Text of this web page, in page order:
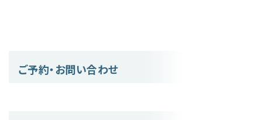
ご予約・お問い合わせ